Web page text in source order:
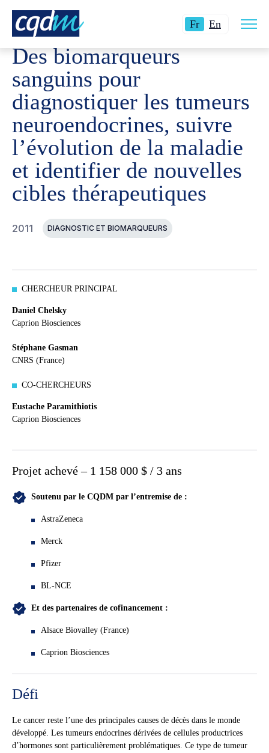
FrLangue
En Switchla
site
CQDM RÉALISATIONS PROJETS FINANCÉS DES
Des biomarqueurs
sanguins pour
diagnostiquer les tumeurs
neuroendocrines, suivre
l’évolution de la maladie
et identifier de nouvelles
cibles thérapeutiques
2011 DIAGNOSTIC ET BIOMARQUEURS
CHERCHEUR PRINCIPAL
Daniel Chelsky
Caprion Biosciences
Stéphane Gasman
CNRS (France)
CO-CHERCHEURS
Eustache Paramithiotis
Caprion Biosciences
Projet achevé – 1 158 000 $ / 3 ans
Soutenu par le CQDM par l’entremise de :
AstraZeneca
Merck
Pfizer
BL-NCE
Et des partenaires de cofinancement :
Alsace Biovalley (France)
Caprion Biosciences
Défi
Le cancer reste l’une des principales causes de décès dans le monde
développé. Les tumeurs endocrines dérivées de cellules productrices
d’hormones sont particulièrement problématiques. Ce type de tumeur